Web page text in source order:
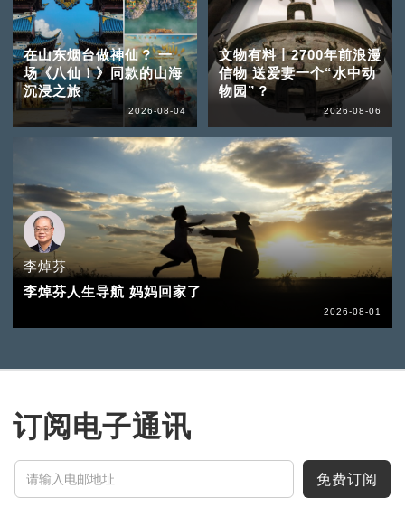
在山东烟台做神仙？ 一
场《八仙！》同款的山海
沉浸之旅
2026-08-04
文物有料丨2700年前浪漫
信物 送爱妻一个“水中动
物园”？
2026-08-06
李焯芬
李焯芬人生导航 妈妈回家了
2026-08-01
订阅电子通讯
免费订阅